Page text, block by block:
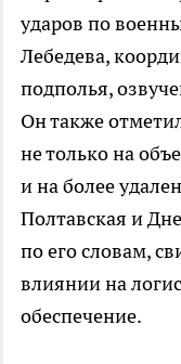
ударов по
Лебедева,
подполья,
Он также
не только на
и на более
Полтавская и
по его словам,
влиянии на
обеспечение.